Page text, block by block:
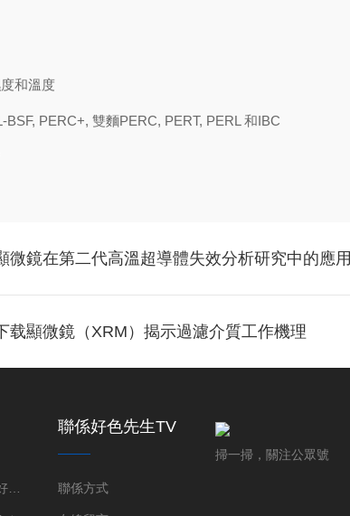
度和溫度
BSF, PERC+, 雙麵PERC, PERT, PERL 和IBC
微鏡在第二代高溫超導體失效分析研究中的應用
载顯微鏡（XRM）揭示過濾介質工作機理
好色直播下载率好色先生视频污下载成像係統
聯係好色先生TV
免费下载
聯係方式
掃一掃，關注公眾號